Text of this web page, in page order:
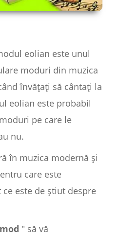
eolian este unul
moduri din muzica
învățați să cântați la
eolian este probabil
pe care le
nu.
în muzica modernă și
care este
este de știut despre
mod " să vă